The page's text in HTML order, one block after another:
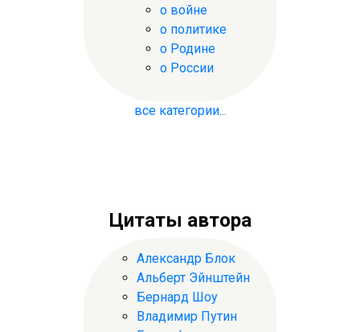
о войне
о политике
о Родине
о России
все категории...
Цитаты автора
Александр Блок
Альберт Эйнштейн
Бернард Шоу
Владимир Путин